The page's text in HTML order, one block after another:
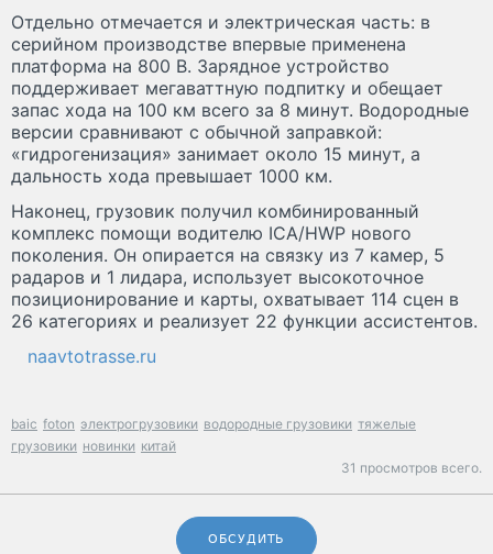
Отдельно отмечается и электрическая часть: в
серийном производстве впервые применена
платформа на 800 В. Зарядное устройство
поддерживает мегаваттную подпитку и обещает
запас хода на 100 км всего за 8 минут. Водородные
версии сравнивают с обычной заправкой:
«гидрогенизация» занимает около 15 минут, а
дальность хода превышает 1000 км.
Наконец, грузовик получил комбинированный
комплекс помощи водителю ICA/HWP нового
поколения. Он опирается на связку из 7 камер, 5
радаров и 1 лидара, использует высокоточное
позиционирование и карты, охватывает 114 сцен в
26 категориях и реализует 22 функции ассистентов.
naavtotrasse.ru
baic foton электрогрузовики водородные грузовики тяжелые
грузовики новинки китай
31 просмотров всего.
ОБСУДИТЬ